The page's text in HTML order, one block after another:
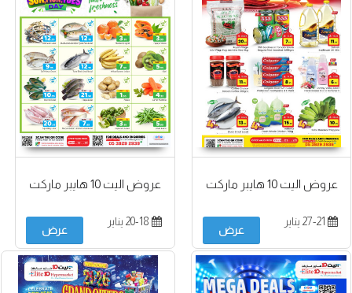
عروض اليت 10 هايبر ماركت
عرض
عروض اليت 10 هايبر ماركت
عرض